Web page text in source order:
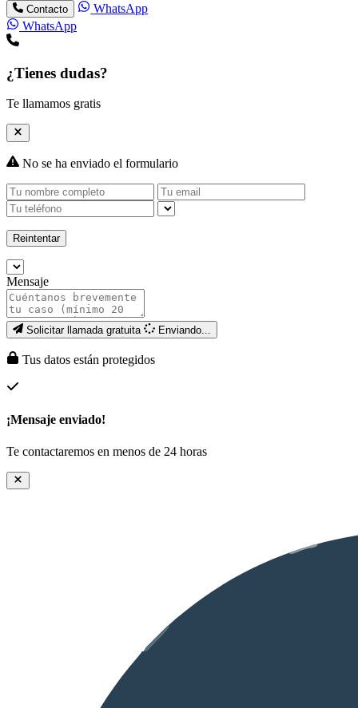
Contacto
WhatsApp
WhatsApp
¿Tienes dudas?
Te llamamos gratis
No se ha enviado el formulario
Reintentar
Mensaje
Solicitar llamada gratuita Enviando...
Tus datos están protegidos
¡Mensaje enviado!
Te contactaremos en menos de 24 horas